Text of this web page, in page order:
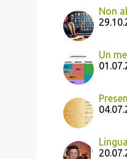
Non
Un